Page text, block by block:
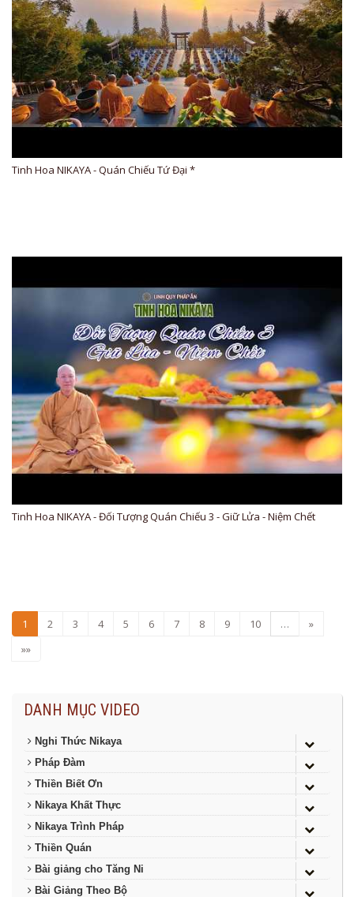
Tinh Hoa NIKAYA - Quán Chiếu Tứ Đại *
Tinh Hoa NIKAYA - Đối Tượng Quán Chiếu 3 - Giữ Lửa - Niệm Chết
1 2 3 4 5 6 7 8 9 10 …
»
»»
DANH MỤC VIDEO
Nghi Thức Nikaya
Pháp Đàm
Thiền Biết Ơn
Nikaya Khất Thực
Nikaya Trình Pháp
Thiền Quán
Bài giảng cho Tăng Ni
Bài Giảng Theo Bộ